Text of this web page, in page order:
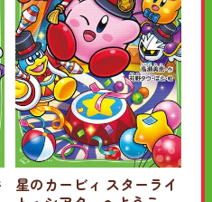
星のカービィ スターライ